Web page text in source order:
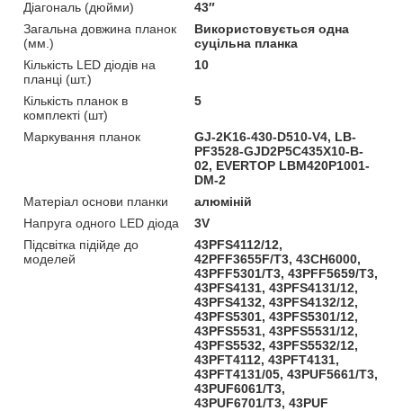
Діагональ (дюйми)
43″
Загальна довжина планок
(мм.)
Використовується одна
суцільна планка
Кількість LED діодів на
планці (шт.)
10
Кількість планок в
комплекті (шт)
5
Маркування планок
GJ-2K16-430-D510-V4, LB-
PF3528-GJD2P5C435X10-B-
02, EVERTOP LBM420P1001-
DM-2
Матеріал основи планки
алюміній
Напруга одного LED діода
3V
Підсвітка підійде до
моделей
43PFS4112/12,
42PFF3655F/T3, 43CH6000,
43PFF5301/T3, 43PFF5659/T3,
43PFS4131, 43PFS4131/12,
43PFS4132, 43PFS4132/12,
43PFS5301, 43PFS5301/12,
43PFS5531, 43PFS5531/12,
43PFS5532, 43PFS5532/12,
43PFT4112, 43PFT4131,
43PFT4131/05, 43PUF5661/T3,
43PUF6061/T3,
43PUF6701/T3, 43PUF